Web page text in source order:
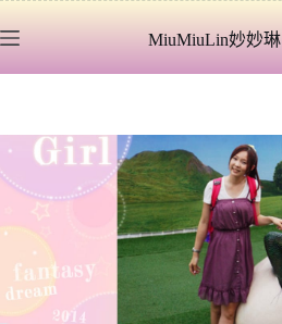
至
MiuMiuLin妙妙琳